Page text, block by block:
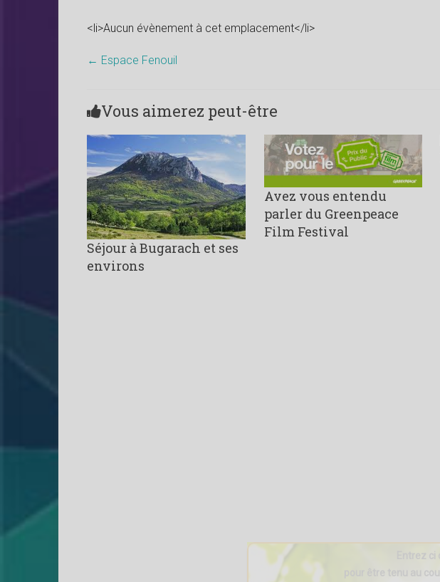
<li>Aucun évènement à cet emplacement</li>
← Espace Fenouil
Vous aimerez peut-être
Séjour à Bugarach et ses
environs
Avez vous entendu
parler du Greenpeace
Film Festival